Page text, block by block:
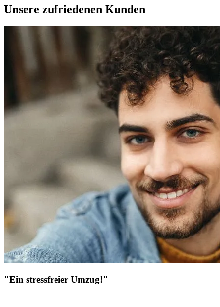
Unsere zufriedenen Kunden
"Ein stressfreier Umzug!"